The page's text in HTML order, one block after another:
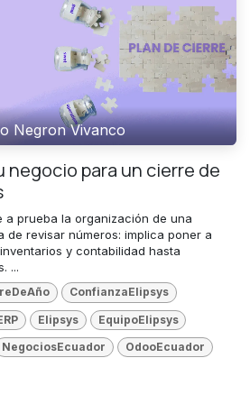
Negron Vivanco
negocio para un cierre de
a prueba la organización de una
de revisar números: implica poner a
y contabilidad hasta
...
ConfianzaElipsys
Elipsys EquipoElipsys
NegociosEcuador OdooEcuador